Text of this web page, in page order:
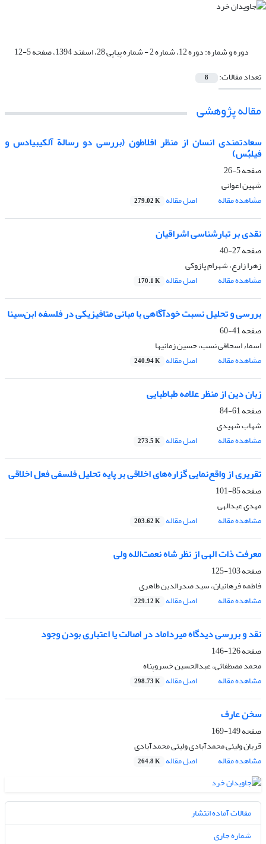
دوره و شماره:دوره 12، شماره 2 - شماره پیاپی 28، اسفند 1394، صفحه 5-12
تعداد مقالات:
8
مقاله پژوهشی
سعادتمندی انسان از منظر افلاطون (بررسی دو رسالة آلکیبیادس و
فیلبُس)
صفحه5-26
شهین اعوانی
مشاهده مقاله
اصل مقاله 279.02 K
نقدی بر تبارشناسی اشراقیان
صفحه27-40
زهرا زارع، شهرام پازوکی
مشاهده مقاله
اصل مقاله 170.1 K
بررسی و تحلیل نسبت خودآگاهی با مبانی متافیزیکی در فلسفه ابن‌سینا
صفحه41-60
اسماء اسحاقی نسب، حسین زمانیها
مشاهده مقاله
اصل مقاله 240.94 K
زبان دین از منظر علامه طباطبایی
صفحه61-84
شهاب شهیدی
مشاهده مقاله
اصل مقاله 273.5 K
تقریری از واقع‌نمایی گزاره‌های اخلاقی بر پایه تحلیل فلسفی فعل اخلاقی
صفحه85-101
مهدی عبدالهی
مشاهده مقاله
اصل مقاله 203.62 K
معرفت ذات الهی از نظر شاه نعمت‌الله ولی
صفحه103-125
فاطمه فرهانیان، سید صدرالدین طاهری
مشاهده مقاله
اصل مقاله 229.12 K
نقد و بررسی دیدگاه میرداماد در اصالت یا اعتباری بودن وجود
صفحه126-146
محمد مصطفائی، عبدالحسین خسروپناه
مشاهده مقاله
اصل مقاله 298.73 K
سخن عارف
صفحه149-169
قربان ولیئی محمدآبادی ولیئی محمدآبادی
مشاهده مقاله
اصل مقاله 264.8 K
مقالات آماده انتشار
شماره جاری